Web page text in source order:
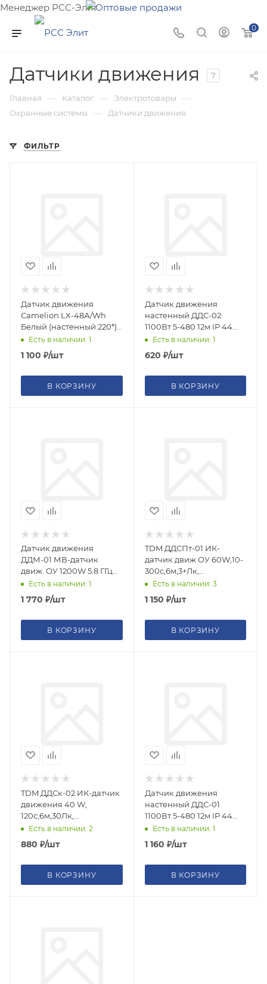
Менеджер РСС-Элит
Напишите нам и мы поможем подобрать товар именно
для Вас!
0
Датчики движения 7
Главная — Каталог — Электротовары —
Охранные системы — Датчики движения
ФИЛЬТР
Датчик движения
Camelion LX-48А/Wh
Белый (настенный 220*)
п/осЕсть в наличии: 1
1 100 ₽/шт
В КОРЗИНУ
Датчик движения
настенный ДДС-02
1100Вт 5-480 12м IP 44
TDM {SQ0324-0007}
Есть в наличии: 1
620 ₽/шт
В КОРЗИНУ
Датчик движения
ДДМ-01 МВ-датчик
движ. ОУ 1200W 5.8 ГГц
10-720с 1-8м 3+Лк
120сбо+360свI{SQ0324-
0015}
Есть в наличии: 1
1 770 ₽/шт
В КОРЗИНУ
TDM ДДСПт-01 ИК-
датчик движ ОУ 60W,10-
300с,6м,3+Лк,
120(сбоку)+360(сверху)гр,
IP20 {SQ0324-0048}
Есть в наличии: 3
1 150 ₽/шт
В КОРЗИНУ
TDM ДДСк-02 ИК-датчик
движения 40 W,
120с,6м,30Лк,
120(сбоку)+360(сверху)гр,
IP20/IP44{SQ0324-0046}
Есть в наличии: 2
880 ₽/шт
В КОРЗИНУ
Датчик движения
настенный ДДС-01
1100Вт 5-480 12м IP 44
TDM {SQ0324-0006}
Есть в наличии: 1
1 160 ₽/шт
В КОРЗИНУ